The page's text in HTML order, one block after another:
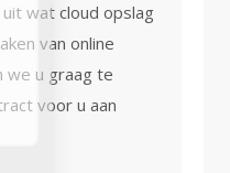
wat cloud opslag
van online
we u graag te
voor u aan